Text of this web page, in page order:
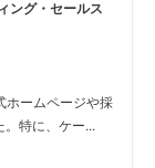
ング・セールス
ホームページや採
特に、ケー...